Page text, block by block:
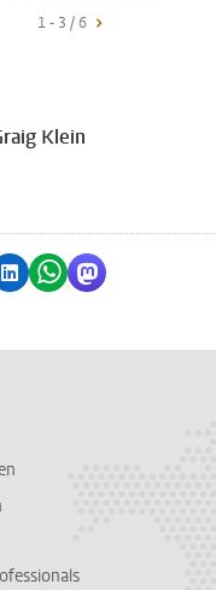
1 - 3 / 6
Klein
Facebook
via Bluesky
Delen op LinkedIn
Delen via
Delen via